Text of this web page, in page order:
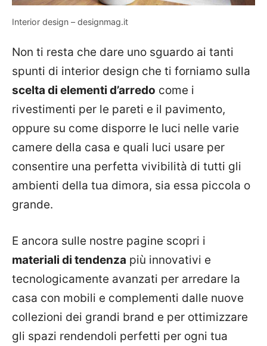
Interior design – designmag.it
Non ti resta che dare uno sguardo ai tanti
spunti di interior design che ti forniamo sulla
scelta di elementi d’arredo come i
rivestimenti per le pareti e il pavimento,
oppure su come disporre le luci nelle varie
camere della casa e quali luci usare per
consentire una perfetta vivibilità di tutti gli
ambienti della tua dimora, sia essa piccola o
grande.
E ancora sulle nostre pagine scopri i
materiali di tendenza più innovativi e
tecnologicamente avanzati per arredare la
casa con mobili e complementi dalle nuove
collezioni dei grandi brand e per ottimizzare
gli spazi rendendoli perfetti per ogni tua